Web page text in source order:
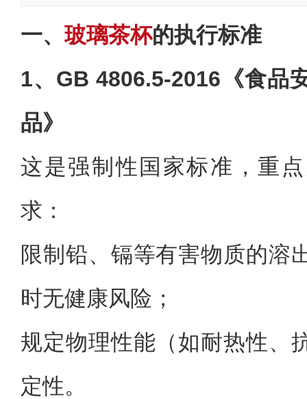
一、玻璃茶杯的执行标准
1、‌GB 4806.5-2016《食品
品》‌
这是强制性国家标准，重
求：
限制铅、镉等有害物质的溶
时无健康风险；
规定物理性能（如耐热性、
定性。